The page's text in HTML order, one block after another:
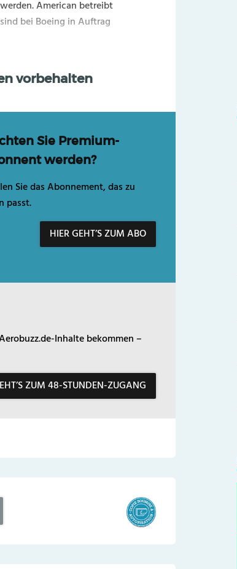
American betreibt
bei Boeing in Auftrag
vorbehalten
Sie Premium-
werden?
Sie das Abonnement, das zu
passt.
HIER GEHT’S ZUM ABO
Inhalte bekommen –
ZUM 48-STUNDEN-ZUGANG